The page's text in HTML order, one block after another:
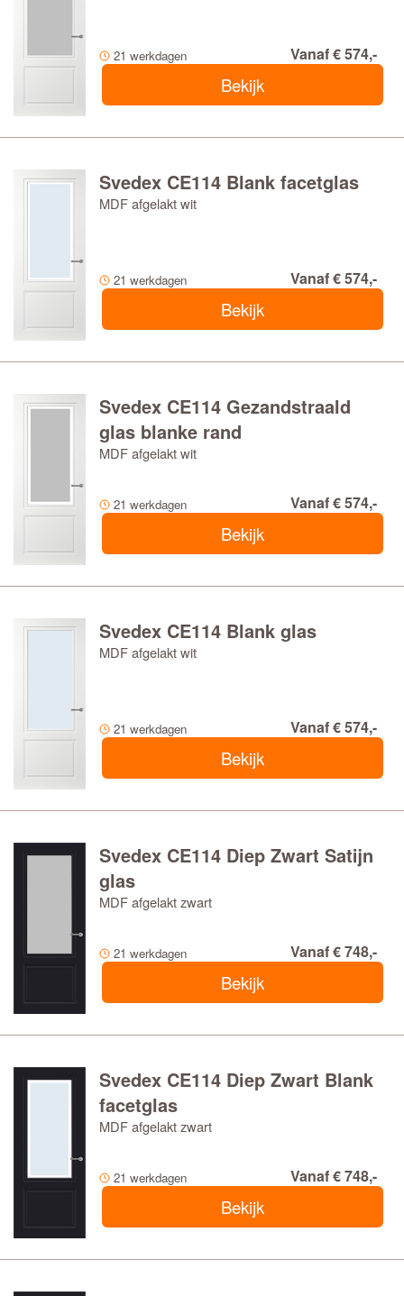
21 werkdagen Vanaf € 574,-
Bekijk
Svedex CE114 Blank facetglas
MDF afgelakt wit
21 werkdagen Vanaf € 574,-
Bekijk
Svedex CE114 Gezandstraald
glas blanke rand
MDF afgelakt wit
21 werkdagen Vanaf € 574,-
Bekijk
Svedex CE114 Blank glas
MDF afgelakt wit
21 werkdagen Vanaf € 574,-
Bekijk
Svedex CE114 Diep Zwart Satijn
glas
MDF afgelakt zwart
21 werkdagen Vanaf € 748,-
Bekijk
Svedex CE114 Diep Zwart Blank
facetglas
MDF afgelakt zwart
21 werkdagen Vanaf € 748,-
Bekijk